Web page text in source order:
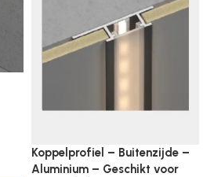
Koppelprofiel – Buitenzijde –
Aluminium – Geschikt voor